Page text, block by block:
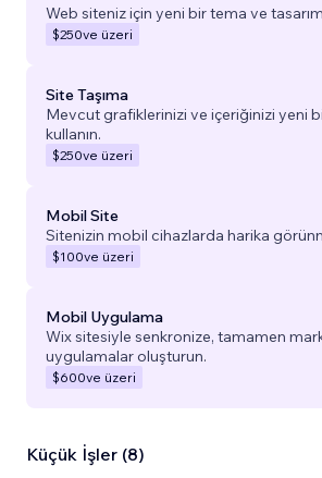
Web siteniz için yeni bir tema ve tasarım
$250ve üzeri
Site Taşıma
Mevcut grafiklerinizi ve içeriğinizi yeni
kullanın.
$250ve üzeri
Mobil Site
Sitenizin mobil cihazlarda harika
$100ve üzeri
Mobil Uygulama
Wix sitesiyle senkronize, tamamen
uygulamalar oluşturun.
$600ve üzeri
Küçük İşler (8)